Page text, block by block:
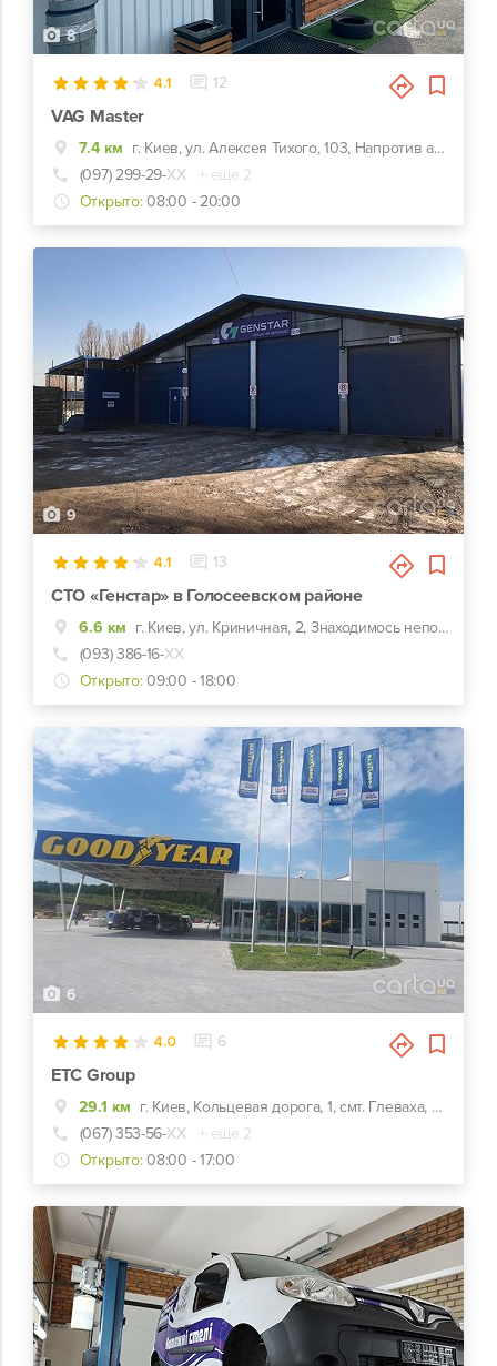
8
4.1 12
VAG Master
7.4 км
г. Киев, ул. Алексея Тихого, 103, Напротив автозаправки KLO
(097) 299-29-ХХ
+ еще 2
Открыто: 08:00 - 20:00
9
4.1 13
СТО «Генстар» в Голосеевском районе
6.6 км
г. Киев, ул. Криничная, 2, Знаходимось неподалік м. Васильківська. До нас можна проїхати по пр. Лобановського та вул.Кайсарова, або через вул.Васильківську та Охтирську.
(093) 386-16-ХХ
Открыто: 09:00 - 18:00
6
4.0 6
ЕТС Group
29.1 км
г. Киев, Кольцевая дорога, 1, смт. Глеваха, вул. Сулими, 9
(067) 353-56-ХХ
+ еще 2
Открыто: 08:00 - 17:00